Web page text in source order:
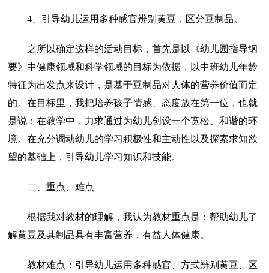
4、引导幼儿运用多种感官辨别黄豆，区分豆制品。
之所以确定这样的活动目标，首先是以《幼儿园指导纲
要》中健康领域和科学领域的目标为依据，以中班幼儿年龄
特征为出发点来设计，是基于豆制品对人体的营养价值而定
的。在目标里，我把培养孩子情感、态度放在第一位，也就
是说：在教学中，力求通过为幼儿创设一个宽松、和谐的环
境。在充分调动幼儿的学习积极性和主动性以及探索求知欲
望的基础上，引导幼儿学习知识和技能。
二、重点、难点
根据我对教材的理解，我认为教材重点是：帮助幼儿了
解黄豆及其制品具有丰富营养，有益人体健康。
教材难点：引导幼儿运用多种感官、方式辨别黄豆、区